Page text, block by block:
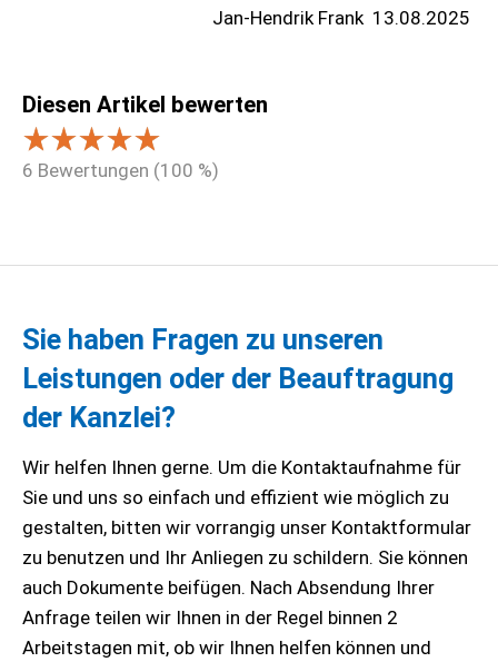
Jan-Hendrik Frank 13.08.2025
Diesen Artikel bewerten
6 Bewertungen (100 %)
Sie haben Fragen zu unseren
Leistungen oder der Beauftragung
der Kanzlei?
Wir helfen Ihnen gerne. Um die Kontaktaufnahme für
Sie und uns so einfach und effizient wie möglich zu
gestalten, bitten wir vorrangig unser Kontaktformular
zu benutzen und Ihr Anliegen zu schildern. Sie können
auch Dokumente beifügen. Nach Absendung Ihrer
Anfrage teilen wir Ihnen in der Regel binnen 2
Arbeitstagen mit, ob wir Ihnen helfen können und